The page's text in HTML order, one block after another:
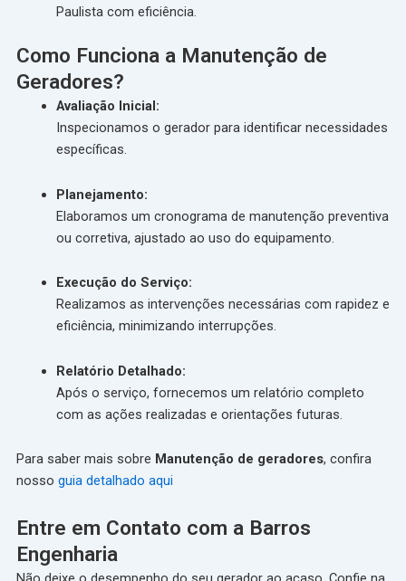
Paulista com eficiência.
Como Funciona a Manutenção de
Geradores?
Avaliação Inicial:
Inspecionamos o gerador para identificar necessidades
específicas.
Planejamento:
Elaboramos um cronograma de manutenção preventiva
ou corretiva, ajustado ao uso do equipamento.
Execução do Serviço:
Realizamos as intervenções necessárias com rapidez e
eficiência, minimizando interrupções.
Relatório Detalhado:
Após o serviço, fornecemos um relatório completo
com as ações realizadas e orientações futuras.
Para saber mais sobre Manutenção de geradores, confira
nosso guia detalhado aqui
Entre em Contato com a Barros
Engenharia